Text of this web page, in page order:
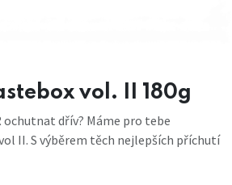
vol. II 180g
ochutnat dřív? Máme pro tebe
II. S výběrem těch nejlepších příchutí